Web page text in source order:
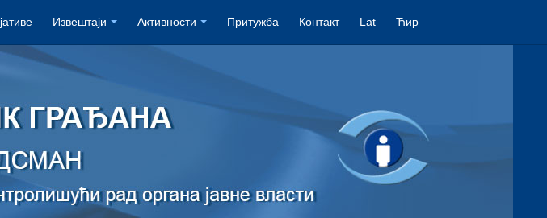
Извештаји Активности Притужба Контакт Lat Ћир